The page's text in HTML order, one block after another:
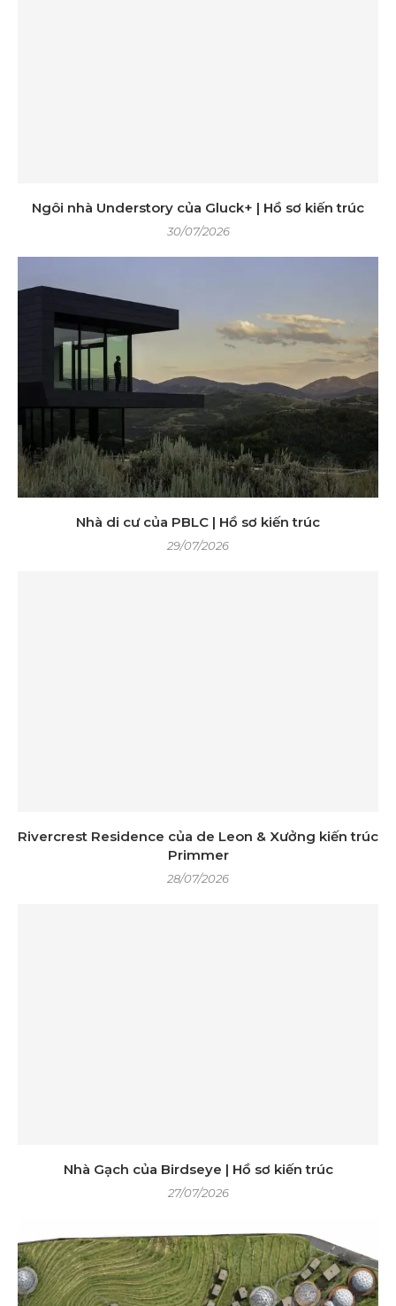
Ngôi nhà Understory của Gluck+ | Hồ sơ kiến ​​trúc
30/07/2026
Nhà di cư của PBLC | Hồ sơ kiến ​​trúc
29/07/2026
Rivercrest Residence của de Leon & Xưởng kiến ​​trúc
Primmer
28/07/2026
Nhà Gạch của Birdseye | Hồ sơ kiến ​​trúc
27/07/2026